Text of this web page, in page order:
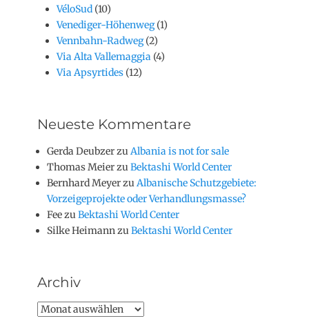
VéloSud (10)
Venediger-Höhenweg(1)
Vennbahn-Radweg(2)
Via Alta Vallemaggia (4)
Via Apsyrtides (12)
Neueste Kommentare
Gerda DeubzerzuAlbania is not for sale
Thomas MeierzuBektashi World Center
Bernhard MeyerzuAlbanische Schutzgebiete:
Vorzeigeprojekte oder Verhandlungsmasse?
FeezuBektashi World Center
Silke HeimannzuBektashi World Center
Archiv
Archiv